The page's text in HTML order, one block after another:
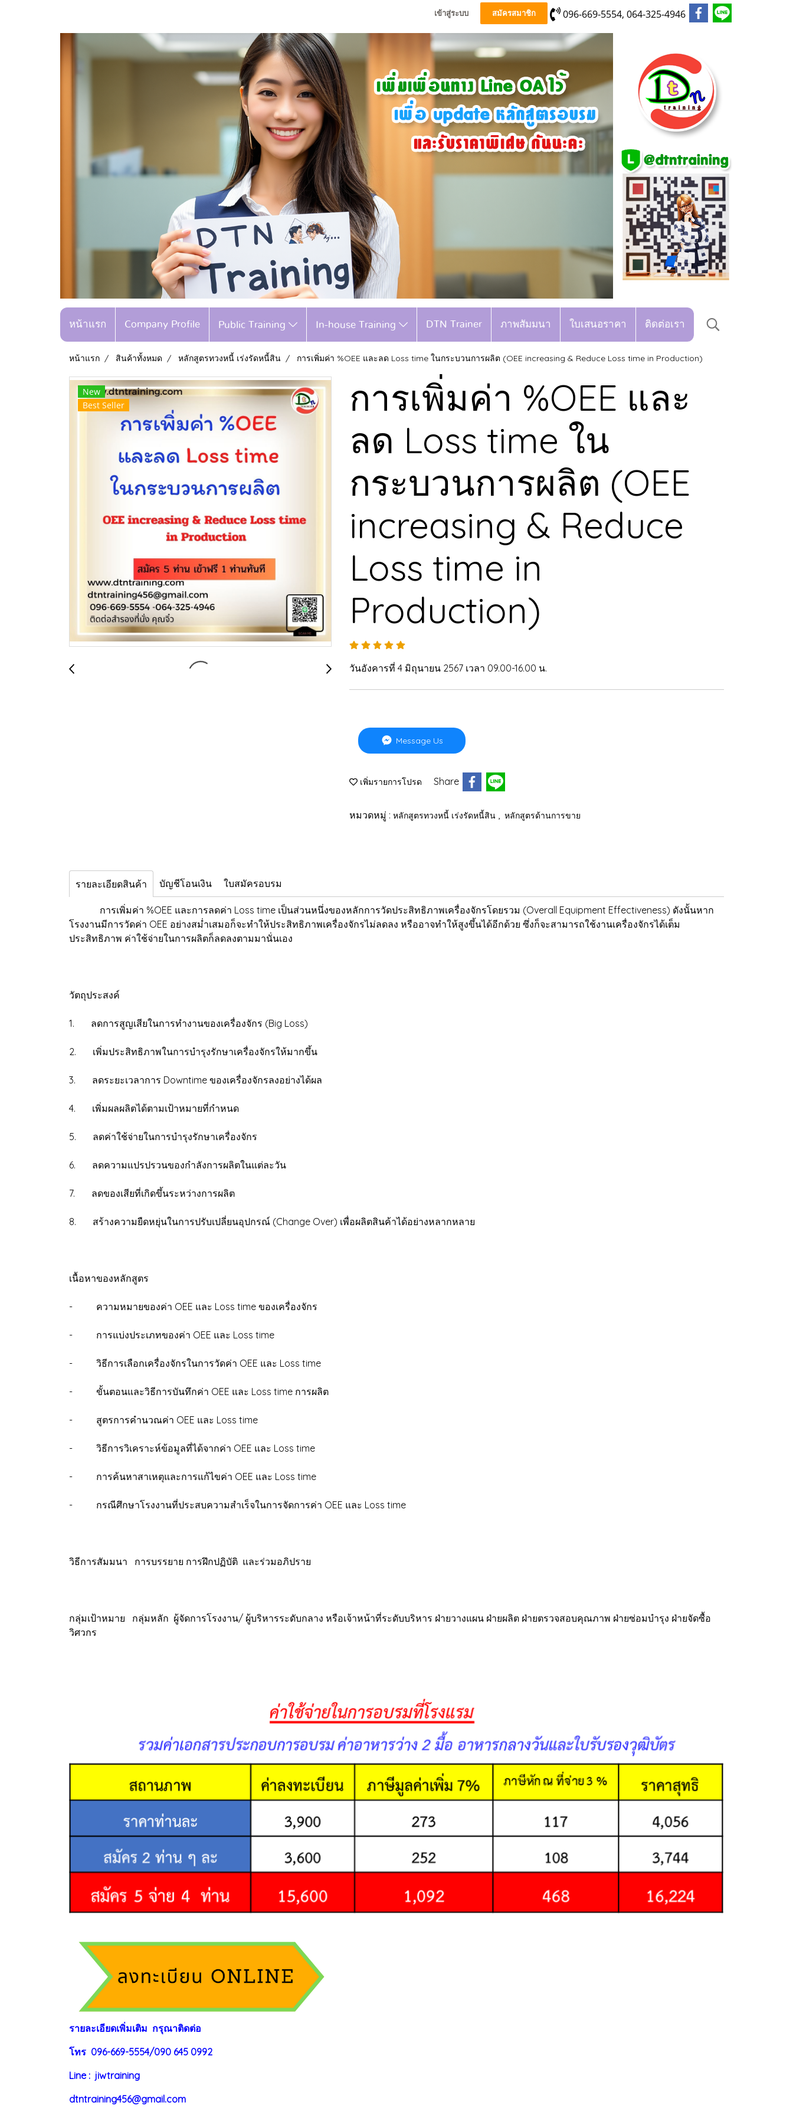
เข้าสู่ระบบ สมัครสมาชิก 096-669-5554, 064-325-4946
หน้าแรก Company Profile Public Training In-house Training DTN Trainer ภาพสัมมนา ใบเสนอราคา ติดต่อเรา
หน้าแรก สินค้าทั้งหมด หลักสูตรทวงหนี้ เร่งรัดหนี้สิน การเพิ่มค่า %OEE และลด Loss time ในกระบวนการผลิต (OEE increasing & Reduce Loss time in Production)
New
Best Seller
การเพิ่มค่า %OEE และ
ลด Loss time ใน
กระบวนการผลิต (OEE
increasing & Reduce
Loss time in
Production)
วันอังคารที่ 4 มิถุนายน 2567 เวลา 09.00-16.00 น.
Message Us
เพิ่มรายการโปรด Share
หมวดหมู่ : หลักสูตรทวงหนี้ เร่งรัดหนี้สิน หลักสูตรด้านการขาย
รายละเอียดสินค้า บัญชีโอนเงิน ใบสมัครอบรม
การเพิ่มค่า %OEE และการลดค่า Loss time เป็นส่วนหนึ่งของหลักการวัดประสิทธิภาพเครื่องจักรโดยรวม (Overall Equipment Effectiveness) ดังนั้นหาก
โรงงานมีการวัดค่า OEE อย่างสม่ำเสมอก็จะทำให้ประสิทธิภาพเครื่องจักรไม่ลดลง หรืออาจทำให้สูงขึ้นได้อีกด้วย ซึ่งก็จะสามารถใช้งานเครื่องจักรได้เต็ม
ประสิทธิภาพ ค่าใช้จ่ายในการผลิตก็ลดลงตามมานั่นเอง
วัตถุประสงค์
1. ลดการสูญเสียในการทำงานของเครื่องจักร (Big Loss)
2. เพิ่มประสิทธิภาพในการบำรุงรักษาเครื่องจักรให้มากขึ้น
3. ลดระยะเวลาการ Downtime ของเครื่องจักรลงอย่างได้ผล
4. เพิ่มผลผลิตได้ตามเป้าหมายที่กำหนด
5. ลดค่าใช้จ่ายในการบำรุงรักษาเครื่องจักร
6. ลดความแปรปรวนของกำลังการผลิตในแต่ละวัน
7. ลดของเสียที่เกิดขึ้นระหว่างการผลิต
8. สร้างความยืดหยุ่นในการปรับเปลี่ยนอุปกรณ์ (Change Over) เพื่อผลิตสินค้าได้อย่างหลากหลาย
เนื้อหาของหลักสูตร
- ความหมายของค่า OEE และ Loss time ของเครื่องจักร
- การแบ่งประเภทของค่า OEE และ Loss time
- วิธีการเลือกเครื่องจักรในการวัดค่า OEE และ Loss time
- ขั้นตอนและวิธีการบันทึกค่า OEE และ Loss time การผลิต
- สูตรการคำนวณค่า OEE และ Loss time
- วิธีการวิเคราะห์ข้อมูลที่ได้จากค่า OEE และ Loss time
- การค้นหาสาเหตุและการแก้ไขค่า OEE และ Loss time
- กรณีศึกษาโรงงานที่ประสบความสำเร็จในการจัดการค่า OEE และ Loss time
วิธีการสัมมนา การบรรยาย การฝึกปฏิบัติ และร่วมอภิปราย
กลุ่มเป้าหมาย กลุ่มหลัก ผู้จัดการโรงงาน/ ผู้บริหารระดับกลาง หรือเจ้าหน้าที่ระดับบริหาร ฝ่ายวางแผน ฝ่ายผลิต ฝ่ายตรวจสอบคุณภาพ ฝ่ายซ่อมบำรุง ฝ่ายจัดซื้อ
วิศวกร
รายละเอียดเพิ่มเติม กรุณาติดต่อ
โทร 096-669-5554/090 645 0992
Line : jiwtraining
dtntraining456@gmail.com